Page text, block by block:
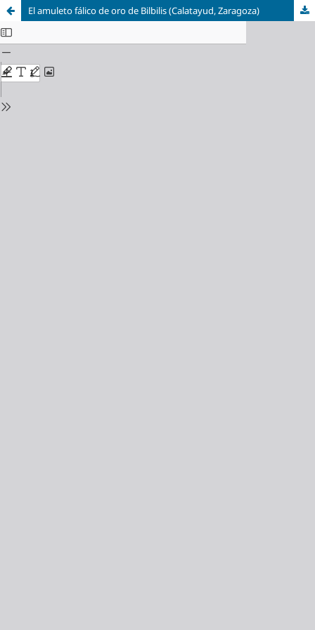
El amuleto fálico de oro de Bilbilis (Calatayud, Zaragoza)